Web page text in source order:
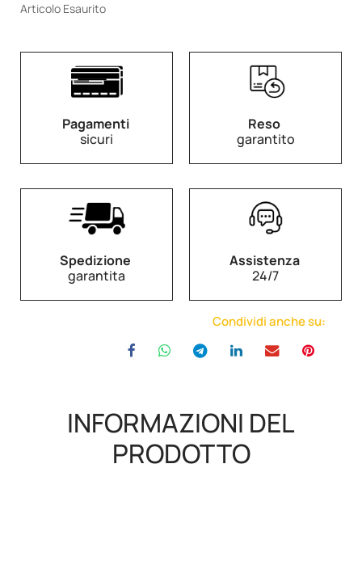
Articolo Esaurito
Pagamenti
sicuri
Reso
garantito
Spedizione
garantita
Assistenza
24/7
Condividi anche su:
INFORMAZIONI DEL
PRODOTTO